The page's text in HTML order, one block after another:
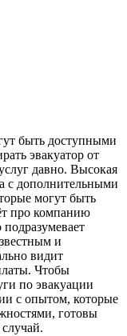
быть доступными
эвакуатор от
давно. Высокая
с дополнительными
могут быть
про компанию
и
видит
Чтобы
по эвакуации
с опытом, которые
готовы